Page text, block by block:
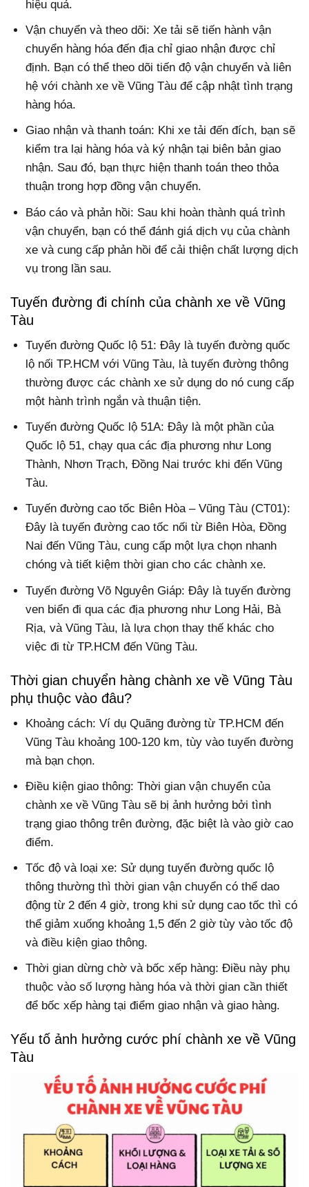
hiệu quả.
Vận chuyển và theo dõi: Xe tải sẽ tiến hành vận
chuyển hàng hóa đến địa chỉ giao nhận được chỉ
định. Bạn có thể theo dõi tiến độ vận chuyển và liên
hệ với chành xe về Vũng Tàu để cập nhật tình trạng
hàng hóa.
Giao nhận và thanh toán: Khi xe tải đến đích, bạn sẽ
kiểm tra lại hàng hóa và ký nhận tại biên bản giao
nhận. Sau đó, bạn thực hiện thanh toán theo thỏa
thuận trong hợp đồng vận chuyển.
Báo cáo và phản hồi: Sau khi hoàn thành quá trình
vận chuyển, bạn có thể đánh giá dịch vụ của chành
xe và cung cấp phản hồi để cải thiện chất lượng dịch
vụ trong lần sau.
Tuyến đường đi chính của chành xe về Vũng
Tàu
Tuyến đường Quốc lộ 51: Đây là tuyến đường quốc
lộ nối TP.HCM với Vũng Tàu, là tuyến đường thông
thường được các chành xe sử dụng do nó cung cấp
một hành trình ngắn và thuận tiện.
Tuyến đường Quốc lộ 51A: Đây là một phần của
Quốc lộ 51, chạy qua các địa phương như Long
Thành, Nhơn Trạch, Đồng Nai trước khi đến Vũng
Tàu.
Tuyến đường cao tốc Biên Hòa – Vũng Tàu (CT01):
Đây là tuyến đường cao tốc nối từ Biên Hòa, Đồng
Nai đến Vũng Tàu, cung cấp một lựa chọn nhanh
chóng và tiết kiệm thời gian cho các chành xe.
Tuyến đường Võ Nguyên Giáp: Đây là tuyến đường
ven biển đi qua các địa phương như Long Hải, Bà
Rịa, và Vũng Tàu, là lựa chọn thay thế khác cho
việc đi từ TP.HCM đến Vũng Tàu.
Thời gian chuyển hàng chành xe về Vũng Tàu
phụ thuộc vào đâu?
Khoảng cách: Ví dụ Quãng đường từ TP.HCM đến
Vũng Tàu khoảng 100-120 km, tùy vào tuyến đường
mà bạn chọn.
Điều kiện giao thông: Thời gian vận chuyển của
chành xe về Vũng Tàu sẽ bị ảnh hưởng bởi tình
trạng giao thông trên đường, đặc biệt là vào giờ cao
điểm.
Tốc độ và loại xe: Sử dụng tuyến đường quốc lộ
thông thường thì thời gian vận chuyển có thể dao
động từ 2 đến 4 giờ, trong khi sử dụng cao tốc thì có
thể giảm xuống khoảng 1,5 đến 2 giờ tùy vào tốc độ
và điều kiện giao thông.
Thời gian dừng chờ và bốc xếp hàng: Điều này phụ
thuộc vào số lượng hàng hóa và thời gian cần thiết
để bốc xếp hàng tại điểm giao nhận và giao hàng.
Yếu tố ảnh hưởng cước phí chành xe về Vũng
Tàu